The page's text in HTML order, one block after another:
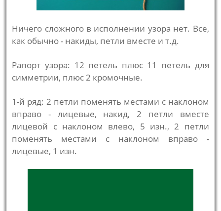
Ничего сложного в исполнении узора нет. Все,
как обычно - накиды, петли вместе и т.д.
Рапорт узора: 12 петель плюс 11 петель для
симметрии, плюс 2 кромочные.
1-й ряд: 2 петли поменять местами с наклоном
вправо - лицевые, накид, 2 петли вместе
лицевой с наклоном влево, 5 изн., 2 петли
поменять местами с наклоном вправо -
лицевые, 1 изн.